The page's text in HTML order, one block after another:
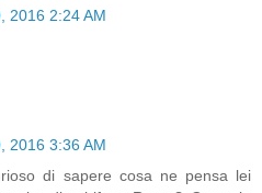
2016 2:24 AM
2016 3:36 AM
di sapere cosa ne pensa lei